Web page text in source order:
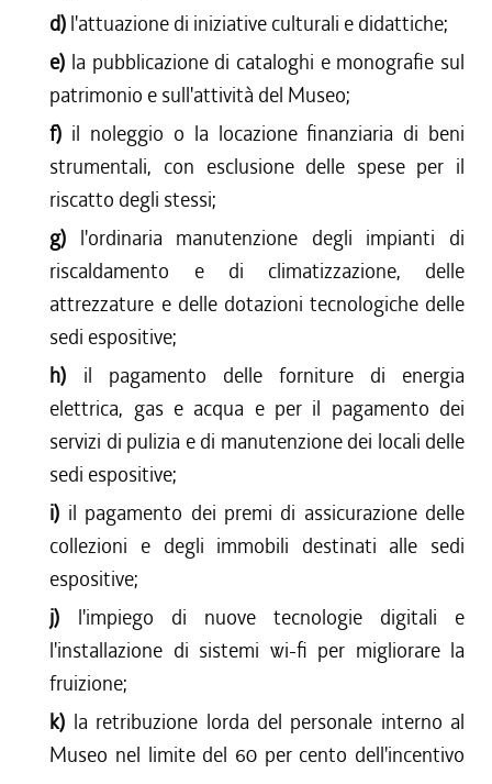
d) l'attuazione di iniziative culturali e didattiche;
e) la pubblicazione di cataloghi e monografie sul
patrimonio e sull'attività del Museo;
f) il noleggio o la locazione finanziaria di beni
strumentali, con esclusione delle spese per il
riscatto degli stessi;
g) l'ordinaria manutenzione degli impianti di
riscaldamento e di climatizzazione, delle
attrezzature e delle dotazioni tecnologiche delle
sedi espositive;
h) il pagamento delle forniture di energia
elettrica, gas e acqua e per il pagamento dei
servizi di pulizia e di manutenzione dei locali delle
sedi espositive;
i) il pagamento dei premi di assicurazione delle
collezioni e degli immobili destinati alle sedi
espositive;
j) l'impiego di nuove tecnologie digitali e
l'installazione di sistemi wi-fi per migliorare la
fruizione;
k) la retribuzione lorda del personale interno al
Museo nel limite del 60 per cento dell'incentivo